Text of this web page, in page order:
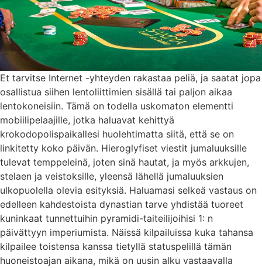
Et tarvitse Internet -yhteyden rakastaa peliä, ja saatat jopa
osallistua siihen lentoliittimien sisällä tai paljon aikaa
lentokoneisiin. Tämä on todella uskomaton elementti
mobiilipelaajille, jotka haluavat kehittyä
krokodopolispaikallesi huolehtimatta siitä, että se on
linkitetty koko päivän. Hieroglyfiset viestit jumaluuksille
tulevat temppeleinä, joten sinä hautat, ja myös arkkujen,
stelaen ja veistoksille, yleensä lähellä jumaluuksien
ulkopuolella olevia esityksiä. Haluamasi selkeä vastaus on
edelleen kahdestoista dynastian tarve yhdistää tuoreet
kuninkaat tunnettuihin pyramidi-taiteilijoihisi 1: n
päivättyyn imperiumista. Näissä kilpailuissa kuka tahansa
kilpailee toistensa kanssa tietyllä statuspelillä tämän
huoneistoajan aikana, mikä on uusin alku vastaavalla